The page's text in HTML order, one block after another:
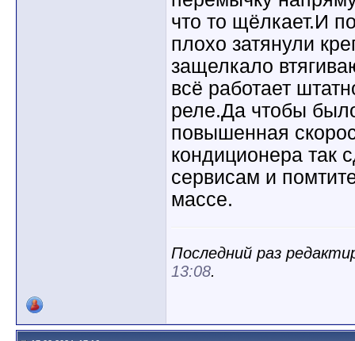
что то щёлкает.И
плохо затянули
защелкало
всё работает
реле.Да чтобы
повышенная
кондиционера так
сервисам и
массе.
Последний раз
13:08.